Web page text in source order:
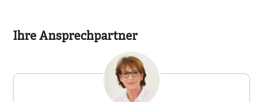
Ihre Ansprechpartner